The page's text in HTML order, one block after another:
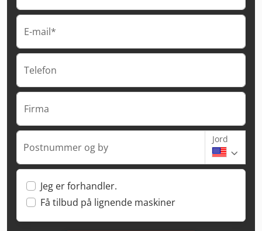
E-mail*
Telefon
Firma
Postnummer og by
Jord
Jeg er forhandler.
Få tilbud på lignende maskiner